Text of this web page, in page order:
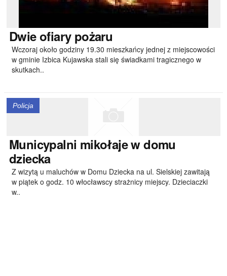
Dwieofiary pożaru
Wczoraj około godziny 19.30 mieszkańcy jednej z miejscowości
w gminie Izbica Kujawska stali się świadkami tragicznego w
skutkach..
Policja
Municypalni mikołaje w domu
dziecka
Z wizytą u maluchów w Domu Dziecka na ul. Sielskiej zawitają
w piątek o godz. 10 włocławscy strażnicy miejscy. Dzieciaczki
w..